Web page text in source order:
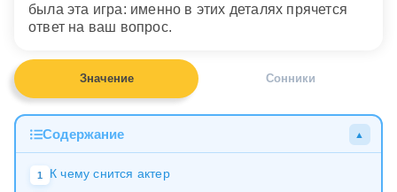
была эта игра: именно в этих деталях прячется
ответ на ваш вопрос.
Значение Сонники
Содержание ▲
1 К чему снится актер